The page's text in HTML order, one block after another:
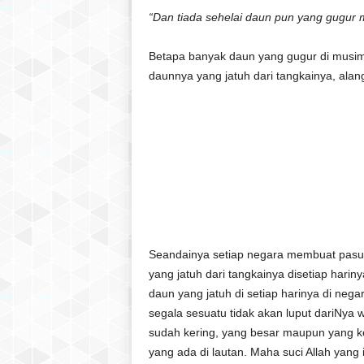
“Dan tiada sehelai daun pun yang gugur
Betapa banyak daun yang gugur di
daunnya yang jatuh dari tangkainya,
Seandainya setiap negara membuat
yang jatuh dari tangkainya disetiap
daun yang jatuh di setiap harinya di
segala sesuatu tidak akan luput dariNya
sudah kering, yang besar maupun yang
yang ada di lautan. Maha suci Allah